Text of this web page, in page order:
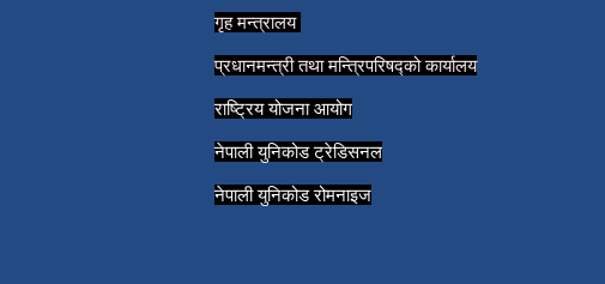
गृह मन्त्रालय
प्रधानमन्त्री तथा मन्त्रिपरिषद्को कार्यालय
राष्ट्रिय योजना आयोग
नेपाली युनिकोड ट्रेडिसनल
नेपाली युनिकोड रोमनाइज